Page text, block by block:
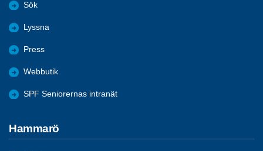
Sök
Lyssna
Press
Webbutik
SPF Seniorernas intranät
Hammarö